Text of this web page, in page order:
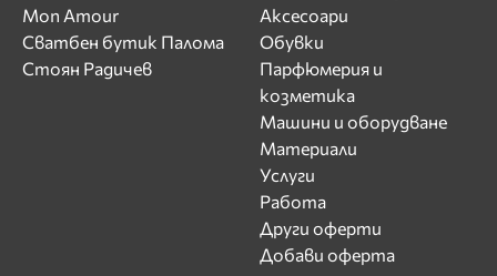
Mon Amour
Сватбен бутик Палома
Стоян Радичев
Аксесоари
Обувки
Парфюмерия и
козметика
Машини и оборудване
Материали
Услуги
Работа
Други оферти
Добави оферта